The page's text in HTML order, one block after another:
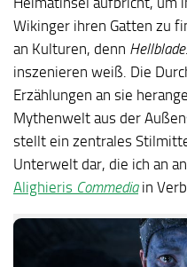
Wikinger ihren Gatten zu
an Kulturen, denn
inszenieren weiß. Die
Erzählungen an sie
Mythenwelt aus der
stellt ein zentrales
Unterwelt dar, die ich an
Alighieris Commediain